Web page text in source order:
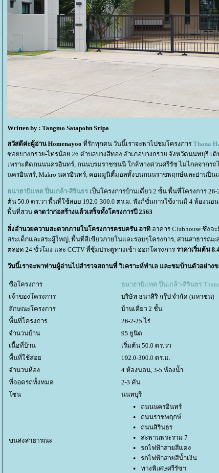
Written by : Tangmo Satapohn Sripa
สวัสดีค่ะผู้อ่าน Homenayoo ที่รักทุกคน วันนี้เราจะพาไปชมโครงการ Thana
ซอยบางกรวย-ไทรน้อย 26 ตำบลบางสีทอง อำเภอบางกรวย จังหวัดนนทบุรี
เพราะติดถนนนครอินทร์, ถนนบรมราชชนนี ใกล้ทางด่วนศรีรัช ไม่ไกลจากร
นครอินทร์, Makro นครอินทร์, คอมมูนิตี้มอลทั้งบนถนนราชพฤกษ์และย่านปิ่นเ
ธนาฮาบิแทต ปิ่นเกล้า-สิรินธร เป็นโครงการบ้านเดี่ยว 2 ชั้น พื้นที่โครงการ
ต้น 50.0 ตร.วา พื้นที่ใช้สอย 192.0-300.0 ตร.ม. ฟังก์ชั่นการใช้งานมี 4 ห้องน
พื้นที่สวน คาดว่าก่อสร้างแล้วเสร็จทั้งโครงการปี 2563
สิ่งอำนวยความสะดวกภายในโครงการครบครัน อาทิ อาคาร Clubhouse ซึ่ง
สระเด็กและสระผู้ใหญ่, พื้นที่สีเขียวภายในและรอบๆโครงการ, สวนสาธารณ
ตลอด 24 ชั่วโมง และ CCTV ที่ซุ้มประตูทางเข้า-ออกโครงการ ราคาเริ่มต้น
วันนี้เราจะพาท่านผู้อ่านไปสำรวจสถานที่ วิเคราะห์ทำเล และชมบ้านตัวอย่างข
ชื่อโครงการ
ธนาฮาบิแทต ปิ่นเกล้า-สิรินธร
เจ้าของโครงการ
บริษัท ธนาสิริ กรุ๊ป จำกัด (มหาชน)
ลักษณะโครงการ
บ้านเดี่ยว 2 ชั้น
พื้นที่โครงการ
26-2-25 ไร่
จำนวนบ้าน
95 ยูนิต
เนื้อที่บ้าน
เริ่มต้น 50.0 ตร.วา
พื้นที่ใช้สอ
192.0-300.0 ตร.ม.
จำนวนห้อง
4 ห้องนอน, 3-5 ห้องน้ำ
ที่จอดรถทั้งหมด
2-3 คัน
ซน
นนทบุรี
ขนส่งสาธารณะ
ถนนนครอินทร์
ถนนราชพฤกษ์
ถนนสิรินธร
สะพานพระราม 7
รถไฟฟ้าสายสีแดง
รถไฟฟ้าสายสีน้ำเงิน
ทางพิเศษศรีรัชฯ